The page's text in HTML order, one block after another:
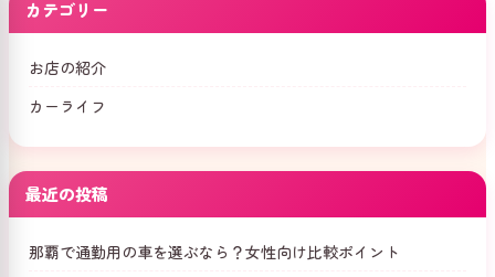
カテゴリー
お店の紹介
カーライフ
最近の投稿
那覇で通勤用の車を選ぶなら？女性向け比較ポイント